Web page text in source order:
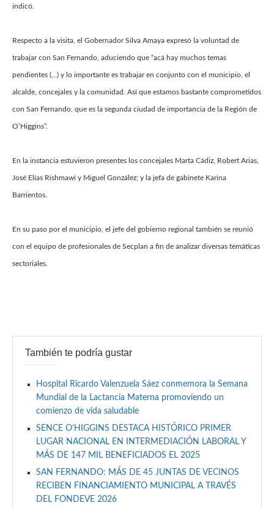
indicó.
Respecto a la visita, el Gobernador Silva Amaya expresó la voluntad de
trabajar con San Fernando, aduciendo que “acá hay muchos temas
pendientes (…) y lo importante es trabajar en conjunto con el municipio, el
alcalde, concejales y la comunidad. Así que estamos bastante comprometidos
con San Fernando, que es la segunda ciudad de importancia de la Región de
O’Higgins”.
En la instancia estuvieron presentes los concejales Marta Cádiz, Robert Arias,
José Elías Rishmawi y Miguel González; y la jefa de gabinete Karina
Barrientos.
En su paso por el municipio, el jefe del gobierno regional también se reunió
con el equipo de profesionales de Secplan a fin de analizar diversas temáticas
sectoriales.
También te podría gustar
Hospital Ricardo Valenzuela Sáez conmemora la Semana
Mundial de la Lactancia Materna promoviendo un
comienzo de vida saludable
SENCE O’HIGGINS DESTACA HISTÓRICO PRIMER
LUGAR NACIONAL EN INTERMEDIACIÓN LABORAL Y
MÁS DE 147 MIL BENEFICIADOS EL 2025
SAN FERNANDO: MÁS DE 45 JUNTAS DE VECINOS
RECIBEN FINANCIAMIENTO MUNICIPAL A TRAVÉS
DEL FONDEVE 2026